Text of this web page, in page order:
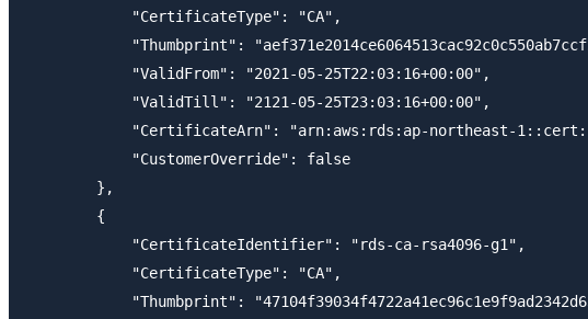
            "CertificateType": "CA",
"Thumbprint":
            "ValidFrom": "2021-05-25T22:03:16+00:00",
            "ValidTill": "2121-05-25T23:03:16+00:00",
"CertificateArn": "arn:aws:rds:ap-northeast-
            "CustomerOverride": false
        },
        {
            "CertificateIdentifier": "rds-ca-rsa4096-g1",
            "CertificateType": "CA",
"Thumbprint":